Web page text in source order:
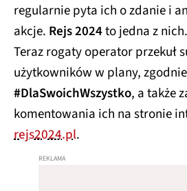
regularnie pyta ich o zdanie i
akcje. Rejs 2024to jedna z nich.
Teraz rogaty operator przekuł
użytkowników w plany,
#DlaSwoichWszystko, a także
komentowania ich na stronie
rejs2024.pl.